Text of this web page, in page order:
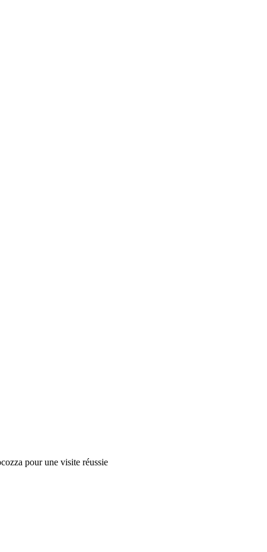
pour une visite réussie